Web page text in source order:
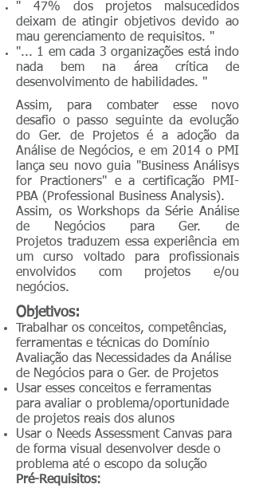
" 47% dos projetos malsucedidos
deixam de atingir objetivos devido ao
mau gerenciamento de requisitos. "
"... 1 em cada 3 organizações está indo
nada bem na área crítica de
desenvolvimento de habilidades. "
Assim, para combater esse novo
desafio o passo seguinte da evolução
do Ger. de Projetos é a adoção da
Análise de Negócios, e em 2014 o PMI
lança seu novo guia "Business Análisys
for Practioners" e a certificação PMI-
PBA (Professional Business Analysis).
Assim, os Workshops da Série Análise
de Negócios para Ger. de
Projetos traduzem essa experiência em
um curso voltado para profissionais
envolvidos com projetos e/ou
negócios.
Objetivos:
Trabalhar os conceitos, competências,
ferramentas e técnicas do Domínio
Avaliação das Necessidades da Análise
de Negócios para o Ger. de Projetos
Usar esses conceitos e ferramentas
para avaliar o problema/oportunidade
de projetos reais dos alunos
Usar o Needs Assessment Canvas para
de forma visual desenvolver desde o
problema até o escopo da solução
Pré-Requisitos: